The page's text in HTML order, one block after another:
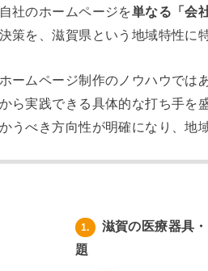
社のホームページを単なる「会
策を、滋賀県という地域特性に
ームページ制作のノウハウでは
ら実践できる具体的な打ち手を
うべき方向性が明確になり、地
1.
滋賀の医療器具
題